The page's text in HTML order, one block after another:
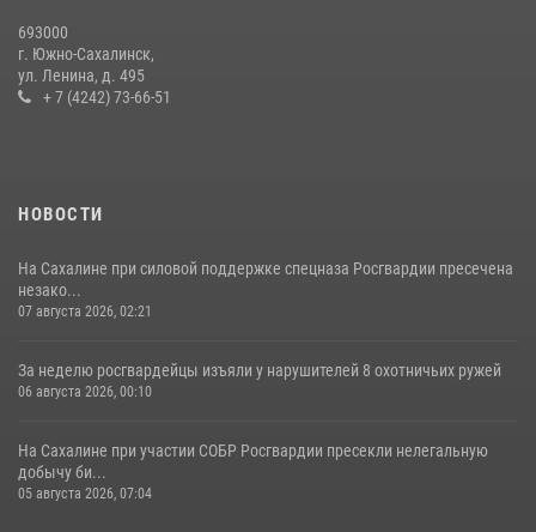
693000
г. Южно-Сахалинск,
ул. Ленина, д. 495
+ 7 (4242) 73-66-51
НОВОСТИ
На Сахалине при силовой поддержке спецназа Росгвардии пресечена
незако...
07 августа 2026, 02:21
За неделю росгвардейцы изъяли у нарушителей 8 охотничьих ружей
06 августа 2026, 00:10
На Сахалине при участии СОБР Росгвардии пресекли нелегальную
добычу би...
05 августа 2026, 07:04